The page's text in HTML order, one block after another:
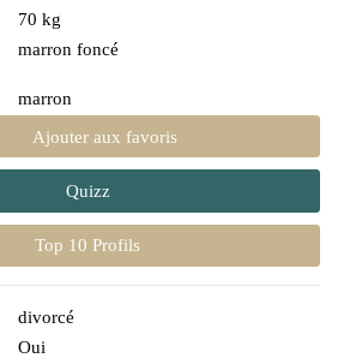
70 kg
marron foncé
marron
Ajouter aux favoris
Quizz
Top 10 Profils
divorcé
Oui